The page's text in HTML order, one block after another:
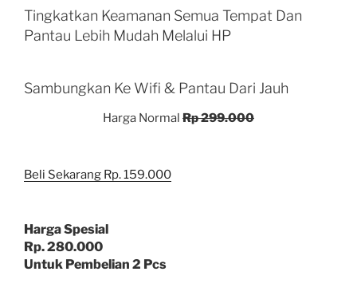
Tingkatkan Keamanan Semua Tempat Dan
Pantau Lebih Mudah Melalui HP
Sambungkan Ke Wifi & Pantau Dari Jauh
Harga Normal Rp 299.000
Beli Sekarang Rp. 159.000
Harga Spesial
Rp. 280.000
Untuk Pembelian 2 Pcs